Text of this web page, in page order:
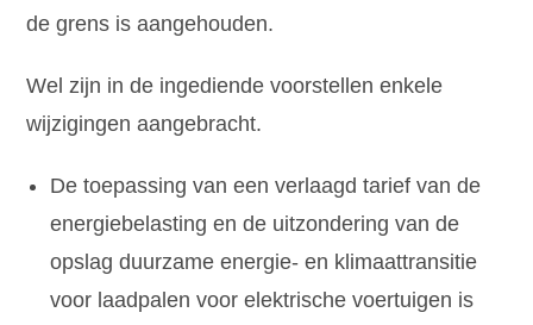
de grens is aangehouden.
Wel zijn in de ingediende voorstellen enkele
wijzigingen aangebracht.
De toepassing van een verlaagd tarief van de
energiebelasting en de uitzondering van de
opslag duurzame energie- en klimaattransitie
voor laadpalen voor elektrische voertuigen is